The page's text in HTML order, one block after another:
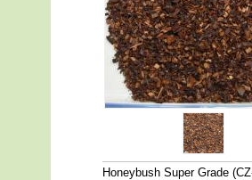
Honeybush Super Grade